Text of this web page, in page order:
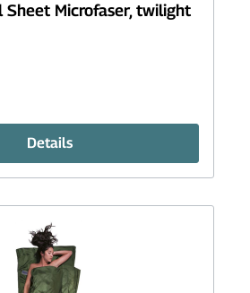
Sheet Microfaser, twilight
Details